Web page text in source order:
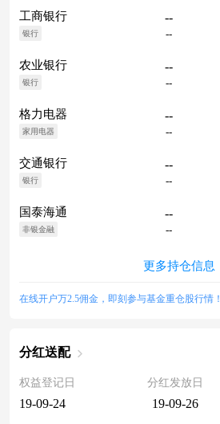
工商银行
银行
--
--
农业银行
银行
--
--
格力电器
家用电器
--
--
交通银行
银行
--
--
国泰海通
非银金融
--
--
更多持仓信息
在线开户万2.5佣金，即刻参与基金重仓股行情！
分红送配
权益登记日
19-09-24
分红发放日
19-09-26